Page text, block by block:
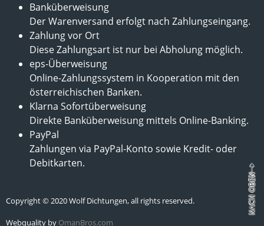
Banküberweisung
Der Warenversand erfolgt nach Zahlungseingang.
Zahlung vor Ort
Diese Zahlungsart ist nur bei Abholung möglich.
eps-Überweisung
Online-Zahlungssystem in Kooperation mit den
österreichischen Banken.
Klarna Sofortüberweisung
Direkte Banküberweisung mittels Online-Banking.
PayPal
Zahlungen via PayPal-Konto sowie Kredit- oder
Debitkarten.
Copyright © 2020 Wolf Dichtungen, all rights reserved.
Webquality by OmanBros.com